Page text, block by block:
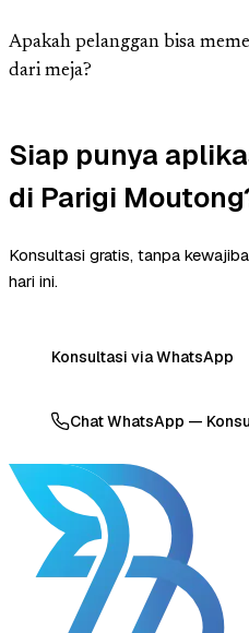
Apakah pelanggan bisa
dari meja?
Siap punya
di Parigi
Konsultasi gratis, tanpa
hari ini.
Konsultasi via WhatsApp
Chat WhatsApp —